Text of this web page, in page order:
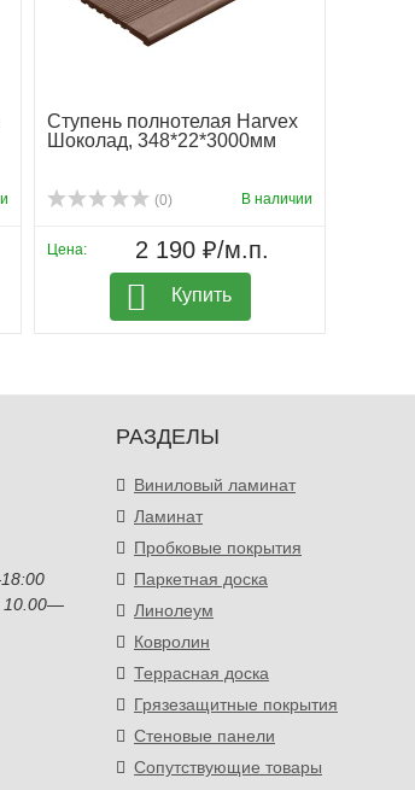
Ступень полнотелая Harvex
Шоколад, 348*22*3000мм
(0) В наличии
Цена: 2 190 ₽/м.п.
Купить
РАЗДЕЛЫ
Виниловый ламинат
Ламинат
Пробковые покрытия
Паркетная доска
Линолеум
Ковролин
Террасная доска
Грязезащитные покрытия
Стеновые панели
Сопутствующие товары